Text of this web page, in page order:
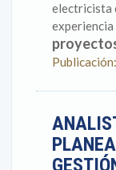
electricista